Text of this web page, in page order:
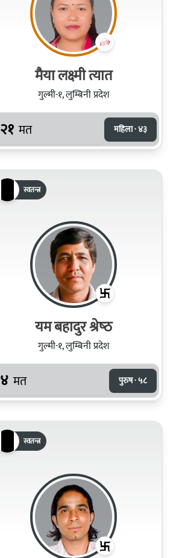
मैया लक्ष्मी त्यात
गुल्मी-१, लुम्बिनी प्रदेश
२१ मत महिला · ४३
स्वतन्त्र
यम बहादुर श्रेष्‍ठ
गुल्मी-१, लुम्बिनी प्रदेश
४ मत पुरुष · ५८
स्वतन्त्र